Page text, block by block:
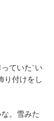
ていた”い
り付けをし
な。雪みた